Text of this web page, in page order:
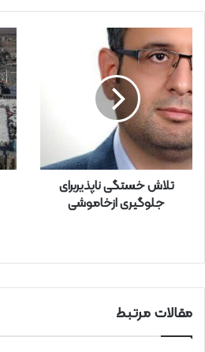
خ
و
د
ر
ا
و
ا
ر
تلاش خستگی ناپذیربرای
جلوگیری ازخاموشی
مقالات مرتبط